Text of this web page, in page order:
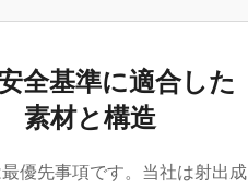
全基準に適合した
素材と構造
優先事項です。当社は射出成